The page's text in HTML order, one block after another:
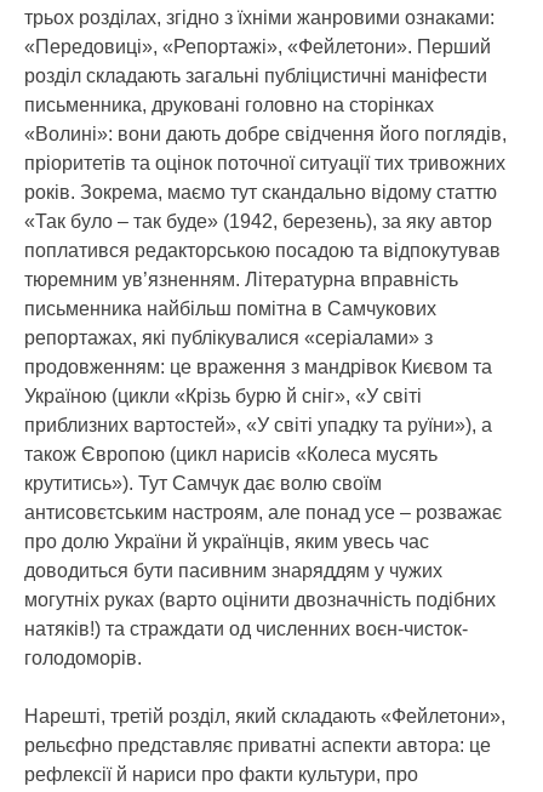
трьох розділах, згідно з їхніми жанровими ознаками:
«Передовиці», «Репортажі», «Фейлетони». Перший
розділ складають загальні публіцистичні маніфести
письменника, друковані головно на сторінках
«Волині»: вони дають добре свідчення його поглядів,
пріоритетів та оцінок поточної ситуації тих тривожних
років. Зокрема, маємо тут скандально відому статтю
«Так було – так буде» (1942, березень), за яку автор
поплатився редакторською посадою та відпокутував
тюремним ув’язненням. Літературна вправність
письменника найбільш помітна в Самчукових
репортажах, які публікувалися «серіалами» з
продовженням: це враження з мандрівок Києвом та
Україною (цикли «Крізь бурю й сніг», «У світі
приблизних вартостей», «У світі упадку та руїни»), а
також Європою (цикл нарисів «Колеса мусять
крутитись»). Тут Самчук дає волю своїм
антисовєтським настроям, але понад усе – розважає
про долю України й українців, яким увесь час
доводиться бути пасивним знаряддям у чужих
могутніх руках (варто оцінити двозначність подібних
натяків!) та страждати од численних воєн-чисток-
голодоморів.
Нарешті, третій розділ, який складають «Фейлетони»,
рельєфно представляє приватні аспекти автора: це
рефлексії й нариси про факти культури, про